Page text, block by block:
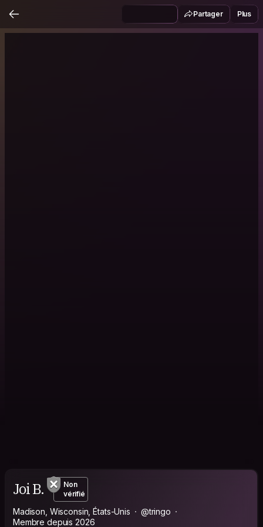
Partager Plus
Joi B.
Non
vérifié
Madison, Wisconsin, États-Unis
@tringo
Membre depuis 2026